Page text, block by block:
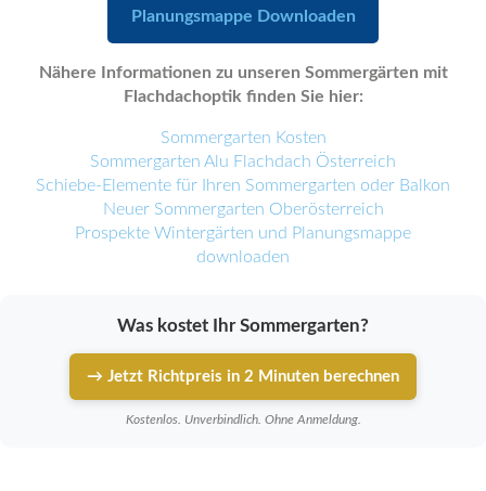
Planungsmappe Downloaden
Nähere Informationen zu unseren Sommergärten mit
Flachdachoptik finden Sie hier:
Sommergarten Kosten
Sommergarten Alu Flachdach Österreich
Schiebe-Elemente für Ihren Sommergarten oder Balkon
Neuer Sommergarten Oberösterreich
Prospekte Wintergärten und Planungsmappe
downloaden
Was kostet Ihr Sommergarten?
→ Jetzt Richtpreis in 2 Minuten berechnen
Kostenlos. Unverbindlich. Ohne Anmeldung.